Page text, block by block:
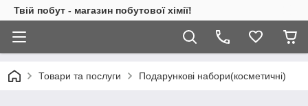
Твій побут - магазин побутової хімії!
Товари та послуги Подарункові набори(косметичні)